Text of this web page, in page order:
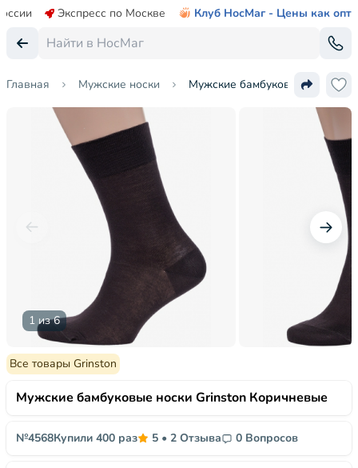
Экспресс по Москве Клуб НосМаг - Цены как опт
Главная Мужские носки Мужские бамбуковые носки
1 из 6
Все товары Grinston
Мужские бамбуковые носки Grinston Коричневые
№4568Купили 400 раз 5 • 2 Отзыва 0 Вопросов